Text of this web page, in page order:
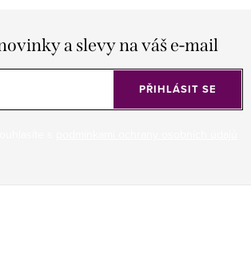
a slevy na váš e-mail
PŘIHLÁSIT SE